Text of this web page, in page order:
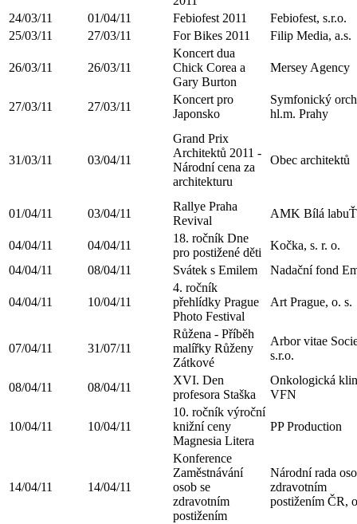
24/03/11 01/04/11 Febiofest 2011
Febiofest, s.r.o.
25/03/11
27/03/11 For Bikes 2011 Filip Media, a.s.
26/03/11 26/03/11
Koncert dua
Chick Corea a
Gary Burton
Mersey Agency
27/03/11 27/03/11
Koncert pro
Japonsko
Symfonický
hl.m. Prahy
31/03/11 03/04/11
Grand Prix
Architektů 2011 -
Národní cena za
architekturu
Obec architektů
01/04/11 03/04/11
Rallye Praha
Revival
AMK Bílá labuŤ
04/04/11 04/04/11
18. ročník Dne
pro postižené děti
Kočka, s. r. o.
04/04/11
08/04/11 Svátek s Emilem Nadační fond
04/04/11 10/04/11
4. ročník
přehlídky Prague
Photo Festival
Art Prague, o. s.
07/04/11 31/07/11
Růžena - Příběh
malířky Růženy
Zátkové
Arbor vitae
s.r.o.
08/04/11 08/04/11
XVI. Den
profesora Staška
Onkologická
VFN
10/04/11 10/04/11
10. ročník výroční
knižní ceny
Magnesia Litera
PP Production
14/04/11 14/04/11
Konference
Zaměstnávání
osob se
zdravotním
postižením
Národní rada
zdravotním
postižením ČR,